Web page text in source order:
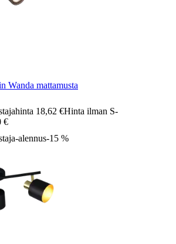
Wanda mattamusta
18,62 €Hinta ilman S-
€
alennus-15 %